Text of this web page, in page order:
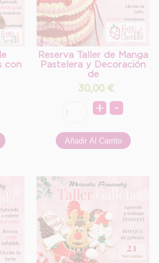
con
Reserva Taller de Manga
Pastelera y Decoración
de
30,00 €